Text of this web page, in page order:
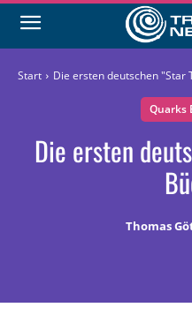
Start Die ersten deutschen "Star
Quarks
Die ersten
Thomas